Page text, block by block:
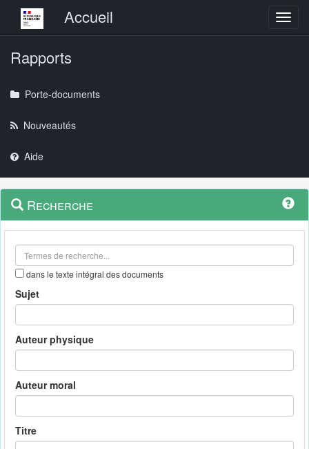
Menu principalAccueil
Rapports
Porte-documents
Nouveautés
Aide
Navigation
outils
Menu
contextuel
Recherche
dans le texte intégral des documents
Sujet
Auteur physique
Auteur moral
Titre